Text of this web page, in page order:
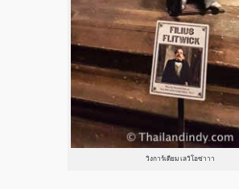
วิงการ์เดียม เลวิโอซ่าาา